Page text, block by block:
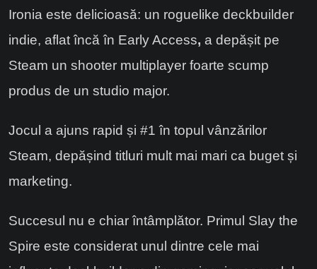
Ironia este delicioasă: un roguelike deckbuilder
indie, aflat încă în Early Access, a depășit pe
Steam un shooter multiplayer foarte scump
produs de un studio major.
Jocul a ajuns rapid și #1 în topul vânzărilor
Steam, depășind titluri mult mai mari ca buget și
marketing.
Succesul nu e chiar întâmplător. Primul Slay the
Spire este considerat unul dintre cele mai